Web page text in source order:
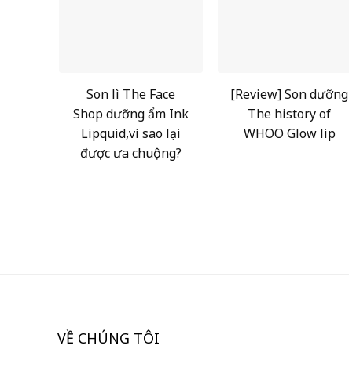
Son lì The Face
Shop dưỡng ẩm Ink
Lipquid,vì sao lại
được ưa chuộng?
[Review] Son dưỡng
The history of
WHOO Glow lip
VỀ CHÚNG TÔI